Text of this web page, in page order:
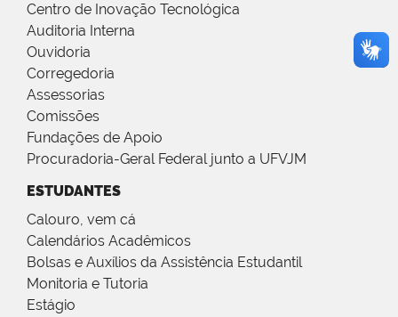
Centro de Inovação Tecnológica
Auditoria Interna
Ouvidoria
Corregedoria
Assessorias
Comissões
Fundações de Apoio
Procuradoria-Geral Federal junto a UFVJM
ESTUDANTES
Calouro, vem cá
Calendários Acadêmicos
Bolsas e Auxílios da Assistência Estudantil
Monitoria e Tutoria
Estágio